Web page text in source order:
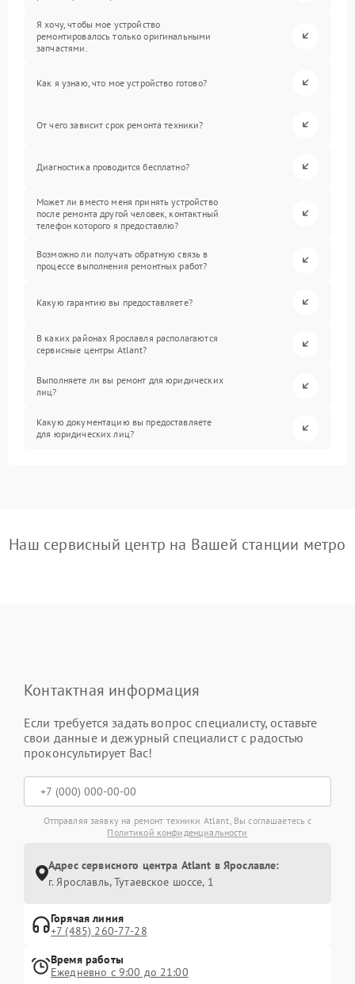
Я хочу, чтобы мое устройство
ремонтировалось только оригинальными
запчастями.
Как я узнаю, что мое устройство готово?
От чего зависит срок ремонта техники?
Диагностика проводится бесплатно?
Может ли вместо меня принять устройство
после ремонта другой человек, контактный
телефон которого я предоставлю?
Возможно ли получать обратную связь в
процессе выполнения ремонтных работ?
Какую гарантию вы предоставляете?
В каких районах Ярославля располагаются
сервисные центры Atlant?
Выполняете ли вы ремонт для юридических
лиц?
Какую документацию вы предоставляете
для юридических лиц?
Наш сервисный центр на Вашей станции метро
Контактная информация
Если требуется задать вопрос специалисту, оставьте
свои данные и дежурный специалист с радостью
проконсультирует Вас!
Отправляя заявку на ремонт техники Atlant, Вы соглашаетесь с
Политикой конфиденциальности
Адрес сервисного центра Atlant в Ярославле:
г. Ярославль, Тутаевское шоссе, 1
Горячая линия
+7 (485) 260-77-28
Время работы
Ежедневно с 9:00 до 21:00